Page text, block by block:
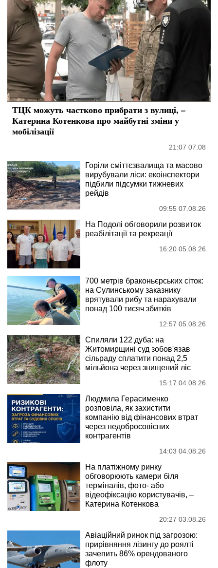
ТЦК можуть частково прибрати з вулиці, –
Катерина Котенкова про майбутні зміни у
мобілізації
21:07 07.08
Горіли сміттєзвалища та масово
вирубували ліси: екоінспектори
підбили підсумки тижневих
рейдів
09:55 07.08.26
На Подолі обговорили розвиток
реабілітації та рекреації
16:20 05.08.26
700 метрів браконьєрських сіток:
на Сулинському заказнику
врятували рибу та нарахували
понад 100 тисяч збитків
12:57 05.08.26
Спиляли 122 дуба: на
Житомирщині суд зобов'язав
сільраду сплатити понад 2,5
мільйона через знищений ліс
15:17 04.08.26
Людмила Герасименко
розповіла, як захистити
компанію від фінансових втрат
через недобросовісних
контрагентів
14:03 04.08.26
На платіжному ринку
обговорюють камери біля
терміналів, фото- або
відеофіксацію користувачів, –
Катерина Котенкова
20:27 03.08.26
Авіаційний ринок під загрозою:
прирівняння лізингу до роялті
зачепить 86% орендованого
флоту